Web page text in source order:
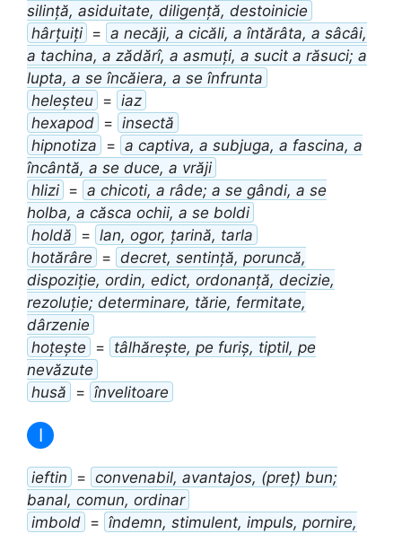
silință, asiduitate, diligență, destoinicie
hârțuiți = a necăji, a cicăli, a întărâta, a sâcâi,
a tachina, a zădărî, a asmuți, a sucit a răsuci; a
lupta, a se încăiera, a se înfrunta
heleșteu = iaz
hexapod = insectă
hipnotiza = a captiva, a subjuga, a fascina, a
încântă, a se duce, a vrăji
hlizi = a chicoti, a râde; a se gândi, a se
holba, a căsca ochii, a se boldi
holdă = lan, ogor, țarină, tarla
hotărâre = decret, sentință, poruncă,
dispoziție, ordin, edict, ordonanță, decizie,
rezoluție; determinare, tărie, fermitate,
dârzenie
hoțește = tâlhărește, pe furiș, tiptil, pe
nevăzute
husă = învelitoare
I
ieftin = convenabil, avantajos, (preț) bun;
banal, comun, ordinar
imbold = îndemn, stimulent, impuls, pornire,